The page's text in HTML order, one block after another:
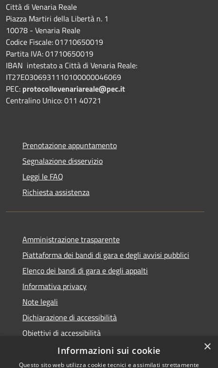
Città di Venaria Reale
Piazza Martiri della Libertà n. 1
10078 - Venaria Reale
Codice Fiscale: 01710650019
Partita IVA: 01710650019
IBAN intestato a Città di Venaria Reale:
IT27E0306931110100000046069
PEC: protocollovenariareale@pec.it
Centralino Unico: 011 40721
Prenotazione appuntamento
Segnalazione disservizio
Leggi le FAQ
Richiesta assistenza
Amministrazione trasparente
Piattaforma dei bandi di gara e degli avvisi pubblici
Elenco dei bandi di gara e degli appalti
Informativa privacy
Note legali
Dichiarazione di accessibilità
Obiettivi di accessibilità
×
Informazioni sui cookie
Questo sito web utilizza cookie tecnici e assimilati strettamente